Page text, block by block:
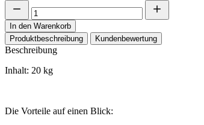
In den Warenkorb
Produktbeschreibung
Kundenbewertung
Beschreibung
Inhalt: 20 kg
Die Vorteile auf einen Blick: